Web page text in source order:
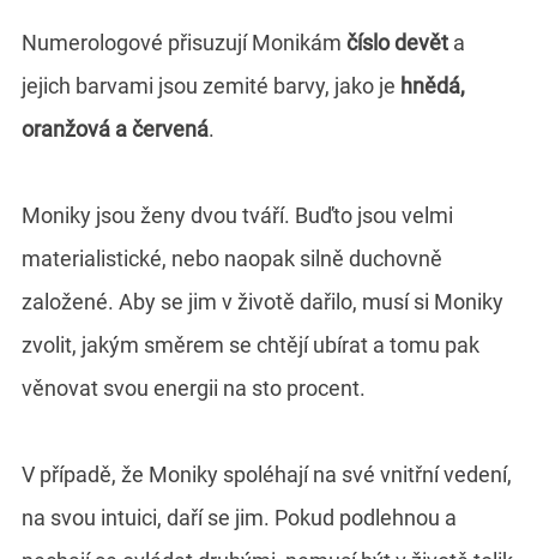
Numerologové přisuzují Monikám číslo devět a
jejich barvami jsou zemité barvy, jako je hnědá,
oranžová a červená.
Moniky jsou ženy dvou tváří. Buďto jsou velmi
materialistické, nebo naopak silně duchovně
založené. Aby se jim v životě dařilo, musí si Moniky
zvolit, jakým směrem se chtějí ubírat a tomu pak
věnovat svou energii na sto procent.
V případě, že Moniky spoléhají na své vnitřní vedení,
na svou intuici, daří se jim. Pokud podlehnou a